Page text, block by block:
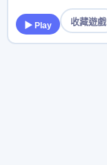
▶ Play 收藏遊戲